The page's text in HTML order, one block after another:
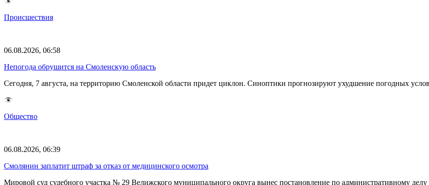
Происшествия
06.08.2026, 06:58
Непогода обрушится на Смоленскую область
Сегодня, 7 августа, на территорию Смоленской области придет циклон. Синоптики прогнозируют ухудшение погодных
Общество
06.08.2026, 06:39
Смолянин заплатит штраф за отказ от медицинского осмотра
Мировой суд судебного участка № 29 Велижского муниципального округа вынес постановление по административному